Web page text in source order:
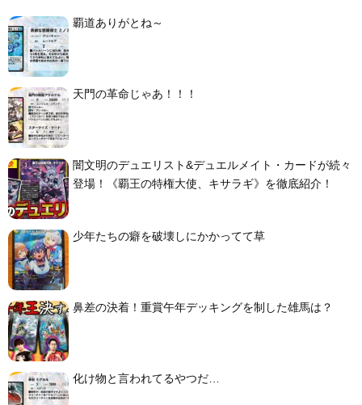
覇道ありがとね～
天門の革命じゃあ！！！
闇文明のデュエリスト&デュエルメイト・カードが続々
登場！《覇王の特権大使、キサラギ》を徹底紹介！
少年たちの癖を破壊しにかかってて草
鼻差の決着！重賞午年デッキングを制した雄馬は？
化け物と言われてるやつだ…